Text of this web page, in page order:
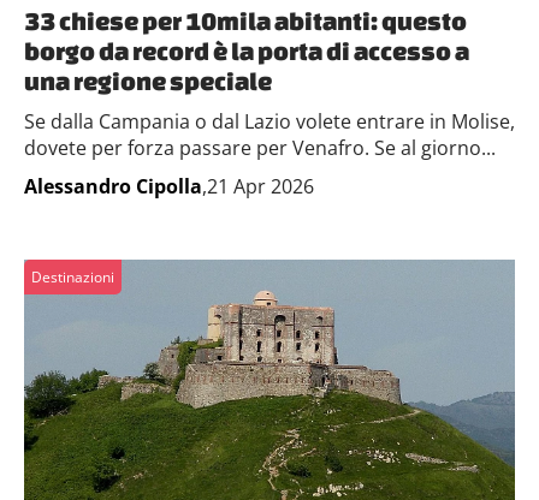
33 chiese per 10mila abitanti: questo
borgo da record è la porta di accesso a
una regione speciale
Se dalla Campania o dal Lazio volete entrare in Molise,
dovete per forza passare per Venafro. Se al giorno...
Alessandro Cipolla,21 Apr 2026
Destinazioni